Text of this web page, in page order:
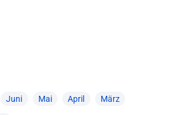
Juni Mai April März